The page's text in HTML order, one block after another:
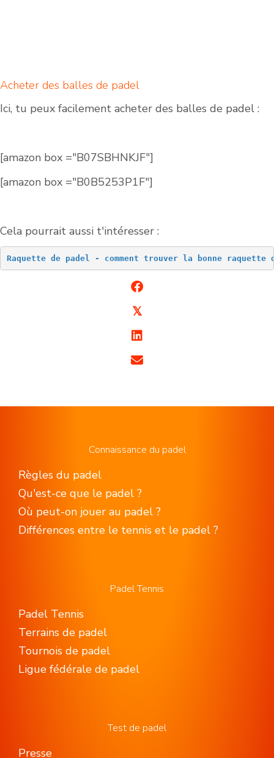
Acheter des balles de padel
Ici, tu peux facilement acheter des balles de padel :
[amazon box ="B07SBHNKJF"]
[amazon box ="B0B5253P1F"]
Cela pourrait aussi t'intéresser :
Raquette de padel - comment trouver la bonne raquette
𝕏
Connaissance du padel
Règles du padel
Qu'est-ce que le padel ?
Où peut-on jouer au padel ?
Différences entre le tennis et le padel ?
Padel Tennis
Padel Tennis
Terrains de padel
Tournois de padel
Ligue fédérale de padel
Test de padel
Presse